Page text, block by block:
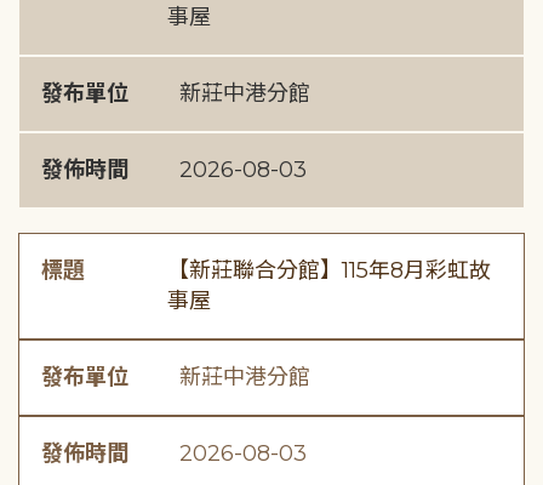
事屋
發布單位 新莊中港分館
發佈時間 2026-08-03
標題
【新莊聯合分館】115年8月彩虹故
事屋
發布單位 新莊中港分館
發佈時間 2026-08-03